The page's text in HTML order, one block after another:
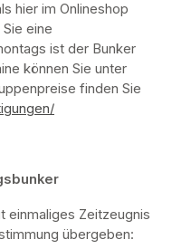
hier im Onlineshop
eine
ist der Bunker
können Sie unter
finden Sie
einmaliges Zeitzeugnis
übergeben: